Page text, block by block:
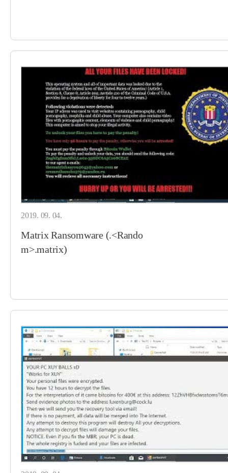
2019. 09. 04.
Matrix Ransomware (.<Rando
m>.matrix)